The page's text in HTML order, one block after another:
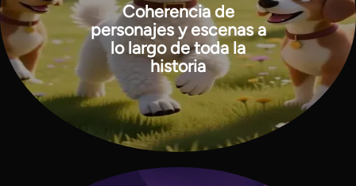
Coherencia de
personajes y escenas a
lo largo de toda la
historia